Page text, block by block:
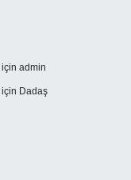
için admin
için Dadaş